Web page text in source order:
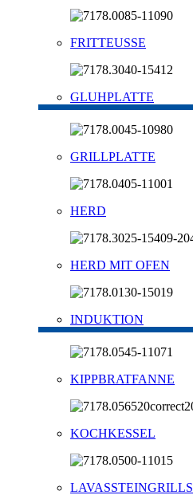
FRITTEUSSE
GLUHPLATTE
GRILLPLATTE
HERD
HERD MIT OFEN
INDUKTION
KIPPBRATFANNE
KOCHKESSEL
LAVASSTEINGRILLS